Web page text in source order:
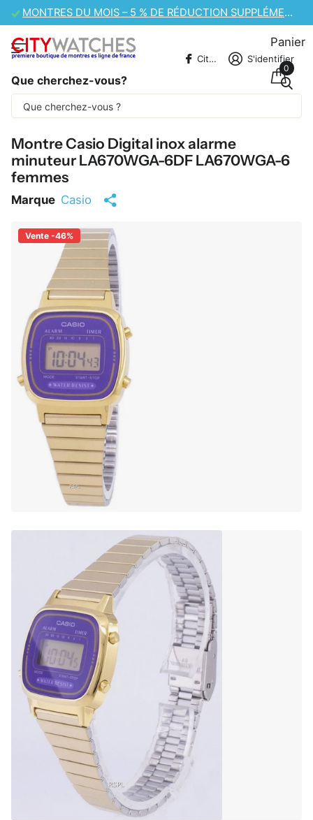
VENTE DE MONTRES CASIO – 10 % DE RÉDUCTION SUPPLÉMENTAIRE
Que cherchez-vous?
CitywatchesFR S'identifier
Panier
0
Une partie du contenu est traduite
automatiquement.
Montre Casio Digital inox alarme
minuteur LA670WGA-6DF LA670WGA-6
femmes
Marque Casio
Vente -46%